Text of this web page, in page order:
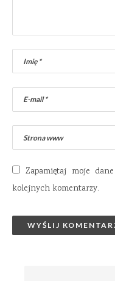
Zapamiętaj moje
kolejnych komentarzy.